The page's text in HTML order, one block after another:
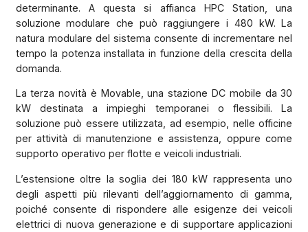
determinante. A questa si affianca HPC Station, una
soluzione modulare che può raggiungere i 480 kW. La
natura modulare del sistema consente di incrementare nel
tempo la potenza installata in funzione della crescita della
domanda.
La terza novità è Movable, una stazione DC mobile da 30
kW destinata a impieghi temporanei o flessibili. La
soluzione può essere utilizzata, ad esempio, nelle officine
per attività di manutenzione e assistenza, oppure come
supporto operativo per flotte e veicoli industriali.
L’estensione oltre la soglia dei 180 kW rappresenta uno
degli aspetti più rilevanti dell’aggiornamento di gamma,
poiché consente di rispondere alle esigenze dei veicoli
elettrici di nuova generazione e di supportare applicazioni